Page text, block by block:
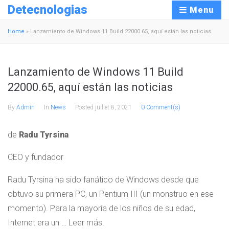
Detecnologias Menu
Home » Lanzamiento de Windows 11 Build 22000.65, aquí están las noticias
Lanzamiento de Windows 11 Build
22000.65, aquí están las noticias
By Admin In News Posted juillet 8, 2021 0 Comment(s)
de Radu Tyrsina
CEO y fundador
Radu Tyrsina ha sido fanático de Windows desde que
obtuvo su primera PC, un Pentium III (un monstruo en ese
momento). Para la mayoría de los niños de su edad,
Internet era un … Leer más.